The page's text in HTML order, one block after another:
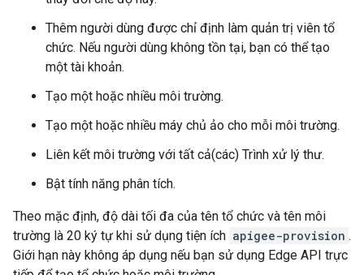
Thêm người dùng được chỉ định làm quản trị viên tổ
chức. Nếu người dùng không tồn tại, bạn có thể tạo
một tài khoản.
Tạo một hoặc nhiều môi trường.
Tạo một hoặc nhiều máy chủ ảo cho mỗi môi trường.
Liên kết môi trường với tất cả(các) Trình xử lý thư.
Bật tính năng phân tích.
Theo mặc định, độ dài tối đa của tên tổ chức và tên môi
trường là 20 ký tự khi sử dụng tiện ích apigee-provision .
Giới hạn này không áp dụng nếu bạn sử dụng Edge API trực